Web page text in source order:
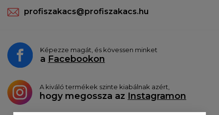
profiszakacs@profiszakacs.hu
Képezze magát, és kövessen minket
a Facebookon
A kiváló termékek szinte kiabálnak azért,
hogy megossza az Instagramon